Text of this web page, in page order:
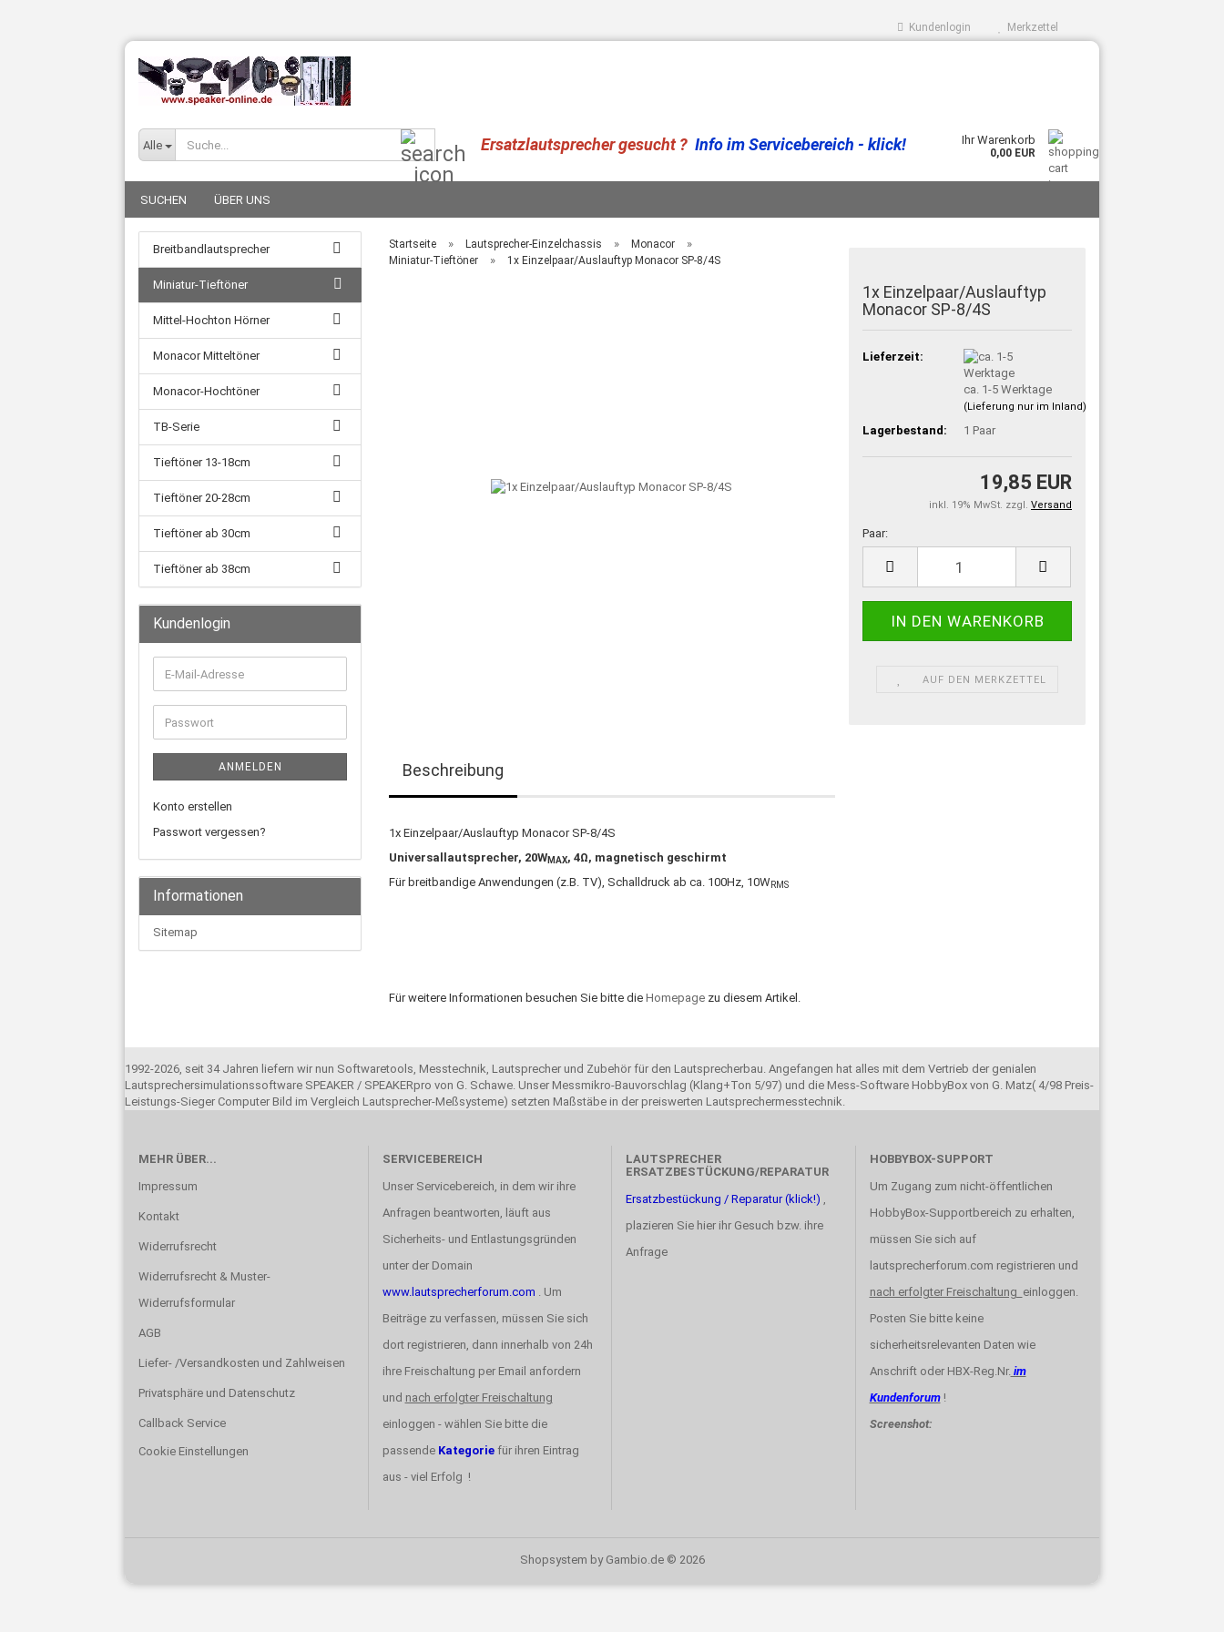
Kundenlogin Merkzettel
Alle Ersatzlautsprecher gesucht ? Info im Servicebereich - klick! Ihr Warenkorb
0,00 EUR
SUCHEN ÜBER UNS
Startseite » Lautsprecher-Einzelchassis » Monacor »
Miniatur-Tieftöner » 1x Einzelpaar/Auslauftyp Monacor SP-8/4S
1x Einzelpaar/Auslauftyp
Monacor SP-8/4S
Lieferzeit:
ca. 1-5 Werktage
(Lieferung nur im Inland)
Lagerbestand: 1 Paar
19,85 EUR
inkl. 19% MwSt. zzgl. Versand
Paar:
AUF DEN MERKZETTEL
Beschreibung
1x Einzelpaar/Auslauftyp Monacor SP-8/4S
Universallautsprecher, 20WMAX, 4Ω, magnetisch geschirmt
Für breitbandige Anwendungen (z.B. TV), Schalldruck ab ca. 100Hz, 10WRMS
Für weitere Informationen besuchen Sie bitte die Homepage zu diesem Artikel.
Breitbandlautsprecher
Miniatur-Tieftöner
Mittel-Hochton Hörner
Monacor Mitteltöner
Monacor-Hochtöner
TB-Serie
Tieftöner 13-18cm
Tieftöner 20-28cm
Tieftöner ab 30cm
Tieftöner ab 38cm
Kundenlogin
E-
Mail-
Adresse
Passwort
ANMELDEN
Konto erstellen
Passwort vergessen?
Informationen
Sitemap
1992-2026, seit 34 Jahren liefern wir nun Softwaretools, Messtechnik, Lautsprecher und Zubehör für den Lautsprecherbau. Angefangen hat alles mit dem Vertrieb der genialen
Lautsprechersimulationssoftware SPEAKER / SPEAKERpro von G. Schawe. Unser Messmikro-Bauvorschlag (Klang+Ton 5/97) und die Mess-Software HobbyBox von G. Matz( 4/98 Preis-
Leistungs-Sieger Computer Bild im Vergleich Lautsprecher-Meßsysteme) setzten Maßstäbe in der preiswerten Lautsprechermesstechnik.
MEHR ÜBER...
Impressum
Kontakt
Widerrufsrecht
Widerrufsrecht & Muster-
Widerrufsformular
AGB
Liefer- /Versandkosten und Zahlweisen
Privatsphäre und Datenschutz
Callback Service
Cookie Einstellungen
SERVICEBEREICH
Unser Servicebereich, in dem wir ihre
Anfragen beantworten, läuft aus
Sicherheits- und Entlastungsgründen
unter der Domain
www.lautsprecherforum.com . Um
Beiträge zu verfassen, müssen Sie sich
dort registrieren, dann innerhalb von 24h
ihre Freischaltung per Email anfordern
und nach erfolgter Freischaltung
einloggen - wählen Sie bitte die
passende Kategoriefür ihren Eintrag
aus - viel Erfolg !
LAUTSPRECHER
ERSATZBESTÜCKUNG/REPARATUR
Ersatzbestückung / Reparatur (klick!) ,
plazieren Sie hier ihr Gesuch bzw. ihre
Anfrage
HOBBYBOX-SUPPORT
Um Zugang zum nicht-öffentlichen
HobbyBox-Supportbereich zu erhalten,
müssen Sie sich auf
lautsprecherforum.com registrieren und
nach erfolgter Freischaltung einloggen.
Posten Sie bitte keine
sicherheitsrelevanten Daten wie
Anschrift oder HBX-Reg.Nr. im
Kundenforum!
Screenshot:
Shopsystem by Gambio.de © 2026